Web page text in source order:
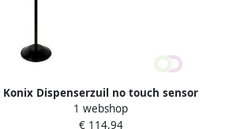
Konix Dispenserzuil no touch sensor
voor vloeistof 150cm zwart
1 webshop
€ 114,94